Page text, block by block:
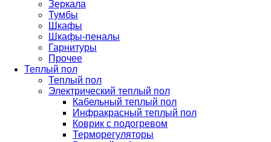
Зеркала
Тумбы
Шкафы
Шкафы-пеналы
Гарнитуры
Прочее
Теплый пол
Теплый пол
Электрический теплый пол
Кабельный теплый пол
Инфракрасный теплый пол
Коврик с подогревом
Терморегуляторы